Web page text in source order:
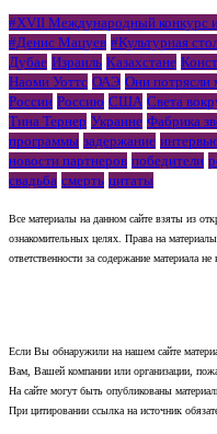
#XVII Международный конкурс
#Денис Мацуев #Культурная
Дубае Израиль Казахстане
Наоми Уоттс ОАЭ Они потрясли
России Россию США Света
Тина Тернер Украине Фабрика
программы задержание
новости партнеров победители
свадьба смерть цитаты
Все материалы на данном сайте взяты из
ознакомительных целях. Права на
ответственности за содержание материала не
Если Вы обнаружили на нашем сайте
Вам, Вашей компании или организации,
На сайте могут быть опубликованы
При цитировании ссылка на источник